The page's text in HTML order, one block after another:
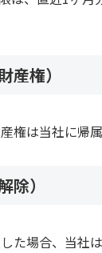
産権）
権は当社に帰属
除）
た場合、当社